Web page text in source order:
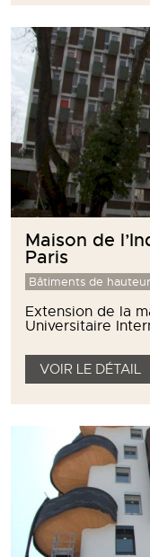
Maison de
Paris
Bâtiments de hauteur
Extension de la
Universitaire
VOIR LE DÉTAIL